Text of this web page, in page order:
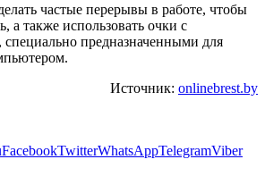
частые перерывы в работе, чтобы
а также использовать очки с
предназначенными для
Источник: onlinebrest.by
FacebookTwitterWhatsAppTelegramViber